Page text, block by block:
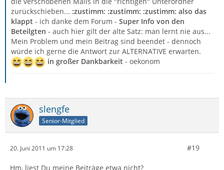
zurückschieben... :zustimm: :zustimm: :zustimm: also das
klappt - ich danke dem Forum - Super Info von den
Beteilgten - auch hier gilt der alte Satz: man lernt nie aus...
Mein Problem und mein Beitrag sind beendet - dennoch
würde ich gerne die Antwort zur ALTERNATIVE erwarten.
in großer Dankbarkeit - oekonom
slengfe
Senior-Mitglied
20. Juni 2011 um 17:28 #19
Hm, liest Du meine Beiträge etwa nicht?